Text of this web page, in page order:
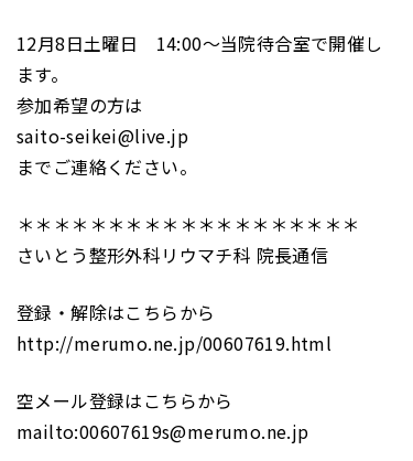
12月8日土曜日 14:00～当院待合室で開催し
ます。
参加希望の方は
saito-seikei@live.jp
までご連絡ください。
＊＊＊＊＊＊＊＊＊＊＊＊＊＊＊＊＊＊＊
さいとう整形外科リウマチ科 院長通信
登録・解除はこちらから
http://merumo.ne.jp/00607619.html
空メール登録はこちらから
mailto:00607619s@merumo.ne.jp